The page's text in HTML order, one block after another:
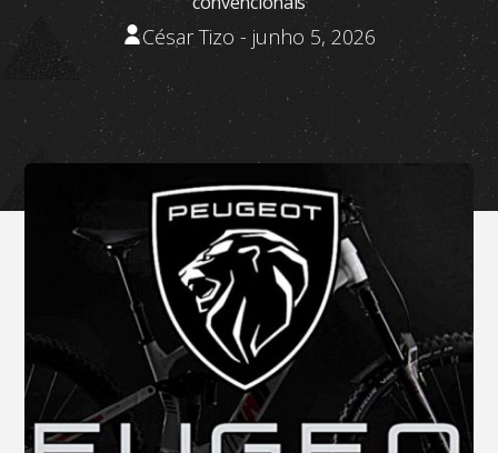
César Tizo - junho 5, 2026